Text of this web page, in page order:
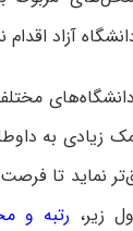
آزاد اقدام
دانشگاه‌های
زیادی به
نماید تا
زیر، رتبه و